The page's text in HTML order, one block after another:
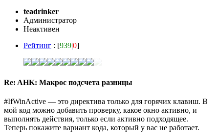
teadrinker
Администратор
Неактивен
Рейтинг : [939|0]
Re: AHK: Макрос подсчета разницы
#IfWinActive — это директива только для горячих клавиш. В
мой код можно добавить проверку, какое окно активно, и
выполнять действия, только если активно подходящее.
Теперь покажите вариант кода, который у вас не работает.